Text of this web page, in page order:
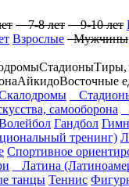
7-8 лет 9-10 лет
Взрослые Мужчины
СтадионыТиры,
АйкидоВосточные
самооборона
Гандбол
тренинг)
Спортивное
Латина
танцы Теннис